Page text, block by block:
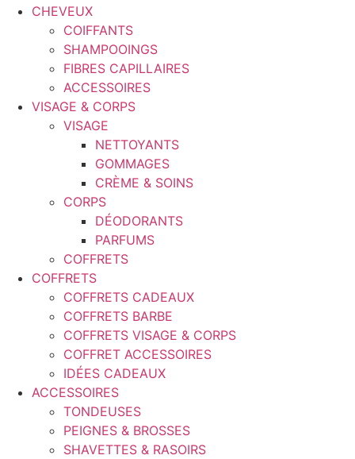
CHEVEUX
COIFFANTS
SHAMPOOINGS
FIBRES CAPILLAIRES
ACCESSOIRES
VISAGE & CORPS
VISAGE
NETTOYANTS
GOMMAGES
CRÈME & SOINS
CORPS
DÉODORANTS
PARFUMS
COFFRETS
COFFRETS
COFFRETS CADEAUX
COFFRETS BARBE
COFFRETS VISAGE & CORPS
COFFRET ACCESSOIRES
IDÉES CADEAUX
ACCESSOIRES
TONDEUSES
PEIGNES & BROSSES
SHAVETTES & RASOIRS